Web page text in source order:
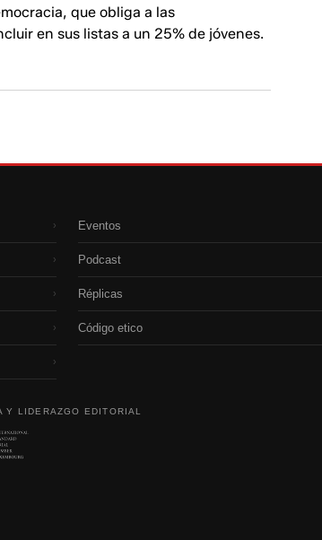
que obliga a las
en sus listas a un 25% de jóvenes.
›
›
›
›
›
Eventos
Podcast
Réplicas
Código etico
Y LIDERAZGO EDITORIAL